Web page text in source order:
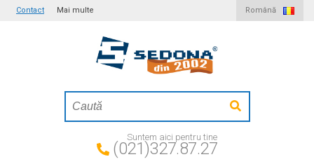
Contact Mai multe Română
Suntem aici pentru tine
(021)327.87.27